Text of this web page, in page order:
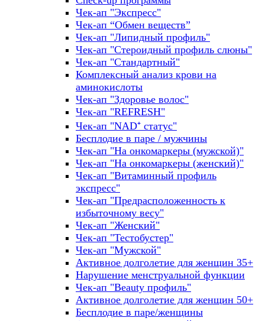
Чек-ап "Экспресс"
Чек-ап “Обмен веществ”
Чек-ап "Липидный профиль"
Чек-ап "Стероидный профиль слюны"
Чек-ап "Стандартный"
Комплексный анализ крови на
аминокислоты
Чек-ап "Здоровье волос"
Чек-ап "REFRESH"
Чек-ап "NAD⁺ статус"
Бесплодие в паре / мужчины
Чек-ап "На онкомаркеры (мужской)"
Чек-ап "На онкомаркеры (женский)"
Чек-ап "Витаминный профиль
экспресс"
Чек-ап "Предрасположенность к
избыточному весу"
Чек-ап "Женский"
Чек-ап "Тестобустер"
Чек-ап "Мужской"
Активное долголетие для женщин 35+
Нарушение менструальной функции
Чек-ап "Beauty профиль"
Активное долголетие для женщин 50+
Бесплодие в паре/женщины